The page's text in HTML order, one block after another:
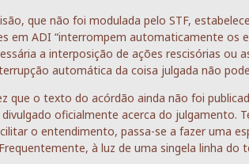
que não foi modulada pelo STF,
em ADI “interrompem automaticamente os
a interposição de ações rescisórias ou
automática da coisa julgada não
que o texto do acórdão ainda não foi
oficialmente acerca do julgamento.
o entendimento, passa-se a fazer uma
à luz de uma singela linha do